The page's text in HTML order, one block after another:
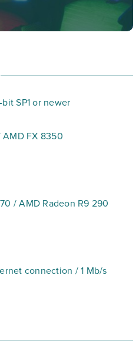
i chciałbyś
do poszerzonej
i… po prostu,
Sansar już dziś na
SP1 or newer
AMD FX 8350
/ AMD Radeon R9 290
connection / 1 Mb/s